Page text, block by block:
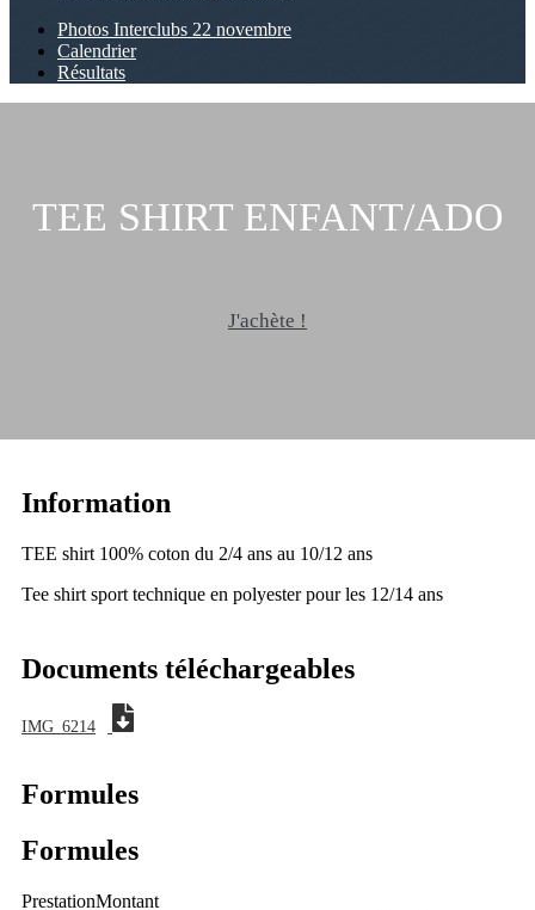
Photos Interclubs 22 novembre
Calendrier
Résultats
TEE SHIRT ENFANT/ADO
J'achète !
Information
TEE shirt 100% coton du 2/4 ans au 10/12 ans
Tee shirt sport technique en polyester pour les 12/14 ans
Documents téléchargeables
IMG_6214
Formules
Formules
PrestationMontant